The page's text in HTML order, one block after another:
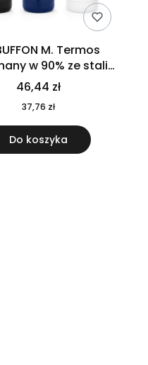
M. Termos
w 90% ze stali
pochodzącej z
520 ml 94294
46,44 zł
37,76 zł
Do koszyka